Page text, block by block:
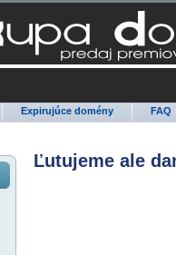
Expirujúce domény FAQ
Ľutujeme ale